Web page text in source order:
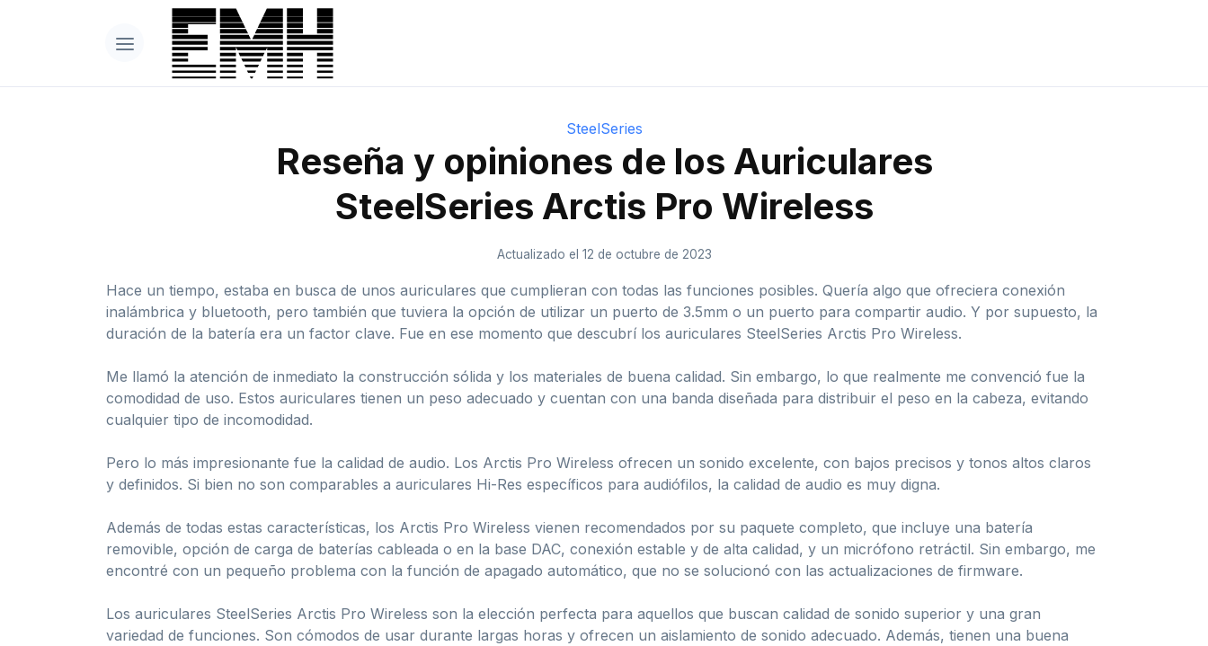
SteelSeries
Reseña y opiniones de los Auriculares
SteelSeries Arctis Pro Wireless
Actualizado el 12 de octubre de 2023
Hace un tiempo, estaba en busca de unos auriculares que cumplieran con todas las funciones posibles. Quería algo que ofreciera conexión
inalámbrica y bluetooth, pero también que tuviera la opción de utilizar un puerto de 3.5mm o un puerto para compartir audio. Y por supuesto, la
duración de la batería era un factor clave. Fue en ese momento que descubrí los auriculares SteelSeries Arctis Pro Wireless.
Me llamó la atención de inmediato la construcción sólida y los materiales de buena calidad. Sin embargo, lo que realmente me convenció fue la
comodidad de uso. Estos auriculares tienen un peso adecuado y cuentan con una banda diseñada para distribuir el peso en la cabeza, evitando
cualquier tipo de incomodidad.
Pero lo más impresionante fue la calidad de audio. Los Arctis Pro Wireless ofrecen un sonido excelente, con bajos precisos y tonos altos claros
y definidos. Si bien no son comparables a auriculares Hi-Res específicos para audiófilos, la calidad de audio es muy digna.
Además de todas estas características, los Arctis Pro Wireless vienen recomendados por su paquete completo, que incluye una batería
removible, opción de carga de baterías cableada o en la base DAC, conexión estable y de alta calidad, y un micrófono retráctil. Sin embargo, me
encontré con un pequeño problema con la función de apagado automático, que no se solucionó con las actualizaciones de firmware.
Los auriculares SteelSeries Arctis Pro Wireless son la elección perfecta para aquellos que buscan calidad de sonido superior y una gran
variedad de funciones. Son cómodos de usar durante largas horas y ofrecen un aislamiento de sonido adecuado. Además, tienen una buena